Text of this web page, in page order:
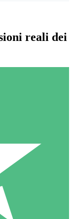
impegno
reali dei